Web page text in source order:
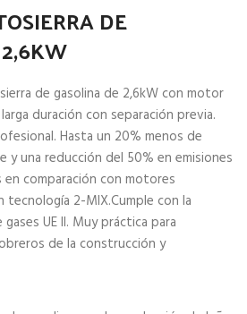
DE
de gasolina de 2,6kW con motor
duración con separación previa.
Hasta un 20% menos de
y una reducción del 50% en emisiones
comparación con motores
tecnología 2-MIX.Cumple con la
UE II. Muy práctica para
de la construcción y